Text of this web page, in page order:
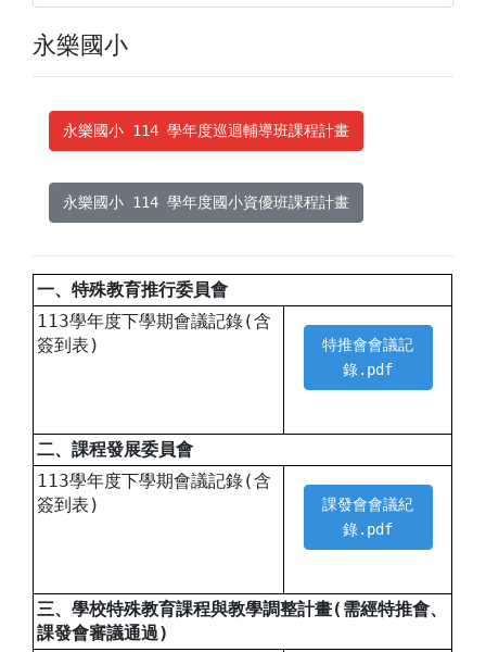
永樂國小
永樂國小 114 學年度巡迴輔導班課程計畫
永樂國小 114 學年度國小資優班課程計畫
一、特殊教育推行委員會
113學年度下學期會議記錄(含
簽到表)
特推會會議記
錄.pdf
二、課程發展委員會
113學年度下學期會議記錄(含
簽到表)
課發會會議紀
錄.pdf
三、學校特殊教育課程與教學調整計畫(需經特推會、
課發會審議通過)